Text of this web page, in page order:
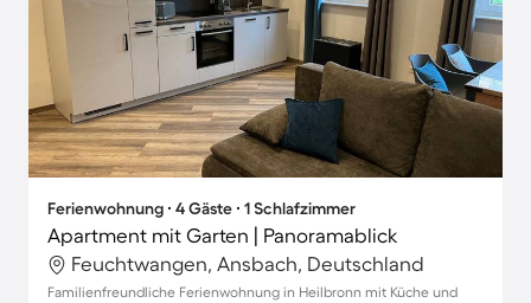
Ferienwohnung ∙ 4 Gäste ∙ 1 Schlafzimmer
Apartment mit Garten | Panoramablick
Feuchtwangen, Ansbach, Deutschland
Familienfreundliche Ferienwohnung in Heilbronn mit Küche und